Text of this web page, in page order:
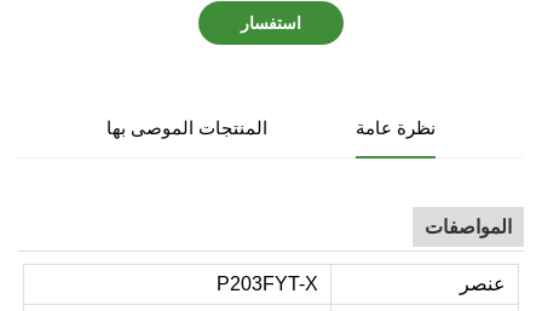
استفسار
نظرة عامة المنتجات الموصى بها
المواصفات
عنصر
P203FYT-X